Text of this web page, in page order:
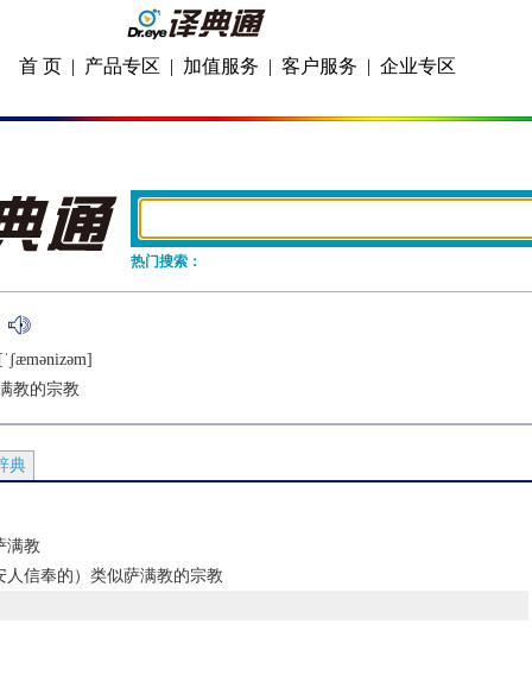
首 页 | 产品专区 | 加值服务 | 客户服务 | 企业专区
热门搜索：
教的宗教
典
满教
人信奉的）类似萨满教的宗教